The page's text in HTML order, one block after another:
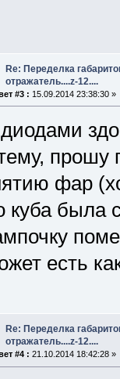
Re: Переделка
отражатель....z-12....
#3 : 15.09.2014 23:38:30 »
прошу
фар
куба была
есть
Re: Переделка
отражатель....z-12....
#4 : 21.10.2014 18:42:28 »